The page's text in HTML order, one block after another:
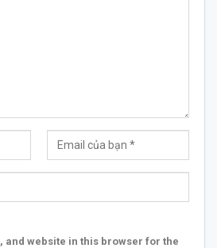
and website in this browser for the